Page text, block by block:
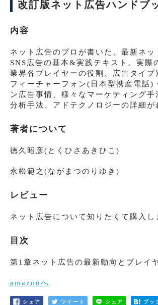
改訂版ネット広告ハンドブ
内容
ネット広告のプロが書いた、最新ネッ
SNS広告の基本&実践テキスト。実際
業界各プレイヤーの役割、広告タイプ
フィーチャーフォン(日本型携産電話)
ン広告事情、様々なマーケティング手
分析手法、アドテクノロジーの詳細が
著者について
徳久昭彦(とくひさあきひこ)
永松範之(ながまつのりゆき)
レビュー
ネット広告について知りたくて購入し
目次
第1章ネット広告の最新動向とプレイ
amazonへ
シェア ツイート シェア ブッ